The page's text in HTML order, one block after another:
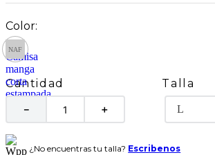
Cantidad
＋
－
Talla
L
¿No encuentras tu talla? Escribenos